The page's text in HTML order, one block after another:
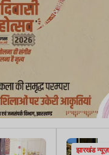
झारखंड न्यूज़